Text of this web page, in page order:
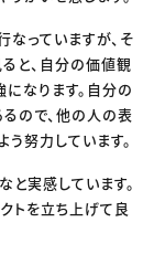
っていますが、そ
と、自分の価値観
なります。自分の
ので、他の人の表
努力しています。
実感しています。
トを立ち上げて良